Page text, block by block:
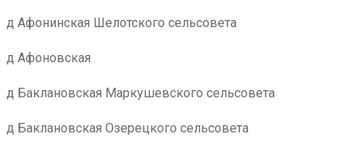
д Афонинская Шелотского сельсовета
д Афоновская
д Баклановская Маркушевского сельсовета
д Баклановская Озерецкого сельсовета